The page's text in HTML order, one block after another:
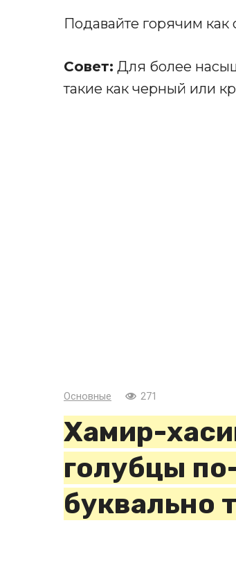
Подавайте горячим
Совет: Для более
такие как черный или
Основные 271
Хамир-
голубцы
буквально